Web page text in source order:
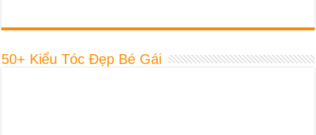
50+ Kiểu Tóc Đẹp Bé Gái